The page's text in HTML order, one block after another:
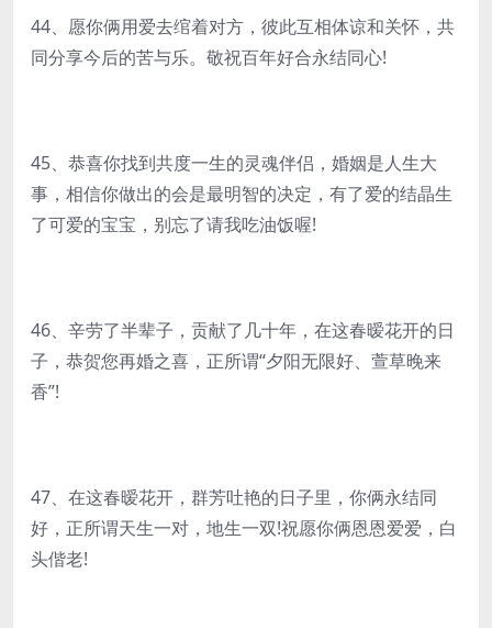
44、愿你俩用爱去绾着对方，彼此互相体谅和关怀，共
同分享今后的苦与乐。敬祝百年好合永结同心!
45、恭喜你找到共度一生的灵魂伴侣，婚姻是人生大
事，相信你做出的会是最明智的决定，有了爱的结晶生
了可爱的宝宝，别忘了请我吃油饭喔!
46、辛劳了半辈子，贡献了几十年，在这春暧花开的日
子，恭贺您再婚之喜，正所谓“夕阳无限好、萱草晚来
香”!
47、在这春暧花开，群芳吐艳的日子里，你俩永结同
好，正所谓天生一对，地生一双!祝愿你俩恩恩爱爱，白
头偕老!